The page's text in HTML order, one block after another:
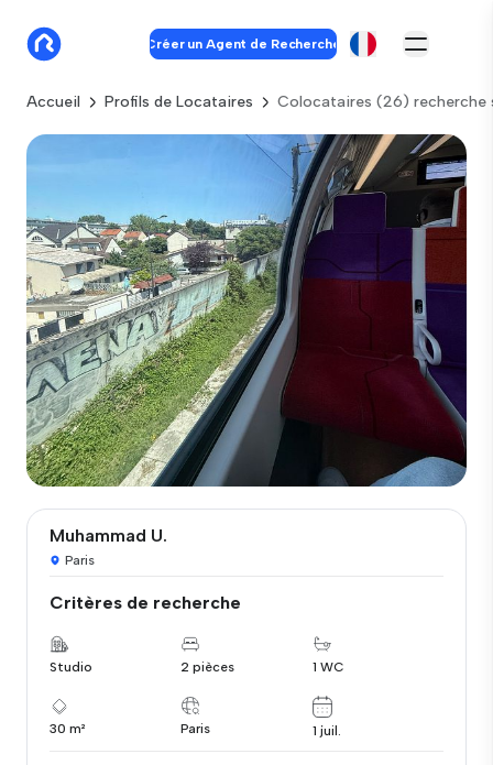
Créer un Agent de Recherche
Accueil Profils de Locataires Colocataires (26) recherche
Muhammad U.
Paris
Critères de recherche
Studio 2 pièces 1 WC
30 m² Paris 1 juil.